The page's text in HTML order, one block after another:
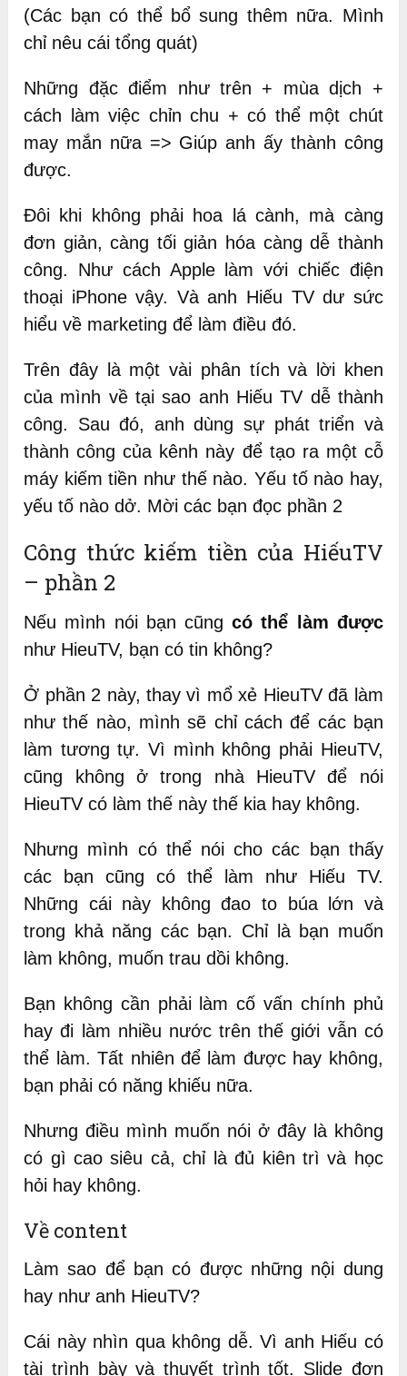
(Các bạn có thể bổ sung thêm nữa. Mình
chỉ nêu cái tổng quát)
Những đặc điểm như trên + mùa dịch +
cách làm việc chỉn chu + có thể một chút
may mắn nữa => Giúp anh ấy thành công
được.
Đôi khi không phải hoa lá cành, mà càng
đơn giản, càng tối giản hóa càng dễ thành
công. Như cách Apple làm với chiếc điện
thoại iPhone vậy. Và anh Hiếu TV dư sức
hiểu về marketing để làm điều đó.
Trên đây là một vài phân tích và lời khen
của mình về tại sao anh Hiếu TV dễ thành
công. Sau đó, anh dùng sự phát triển và
thành công của kênh này để tạo ra một cỗ
máy kiếm tiền như thế nào. Yếu tố nào hay,
yếu tố nào dở. Mời các bạn đọc phần 2
Công thức kiếm tiền của HiếuTV
– phần 2
Nếu mình nói bạn cũngcó thể làm được
như HieuTV, bạn có tin không?
Ở phần 2 này, thay vì mổ xẻ HieuTV đã làm
như thế nào, mình sẽ chỉ cách để các bạn
làm tương tự. Vì mình không phải HieuTV,
cũng không ở trong nhà HieuTV để nói
HieuTV có làm thế này thế kia hay không.
Nhưng mình có thể nói cho các bạn thấy
các bạn cũng có thể làm như Hiếu TV.
Những cái này không đao to búa lớn và
trong khả năng các bạn. Chỉ là bạn muốn
làm không, muốn trau dồi không.
Bạn không cần phải làm cố vấn chính phủ
hay đi làm nhiều nước trên thế giới vẫn có
thể làm. Tất nhiên để làm được hay không,
bạn phải có năng khiếu nữa.
Nhưng điều mình muốn nói ở đây là không
có gì cao siêu cả, chỉ là đủ kiên trì và học
hỏi hay không.
Về content
Làm sao để bạn có được những nội dung
hay như anh HieuTV?
Cái này nhìn qua không dễ. Vì anh Hiếu có
tài trình bày và thuyết trình tốt. Slide đơn